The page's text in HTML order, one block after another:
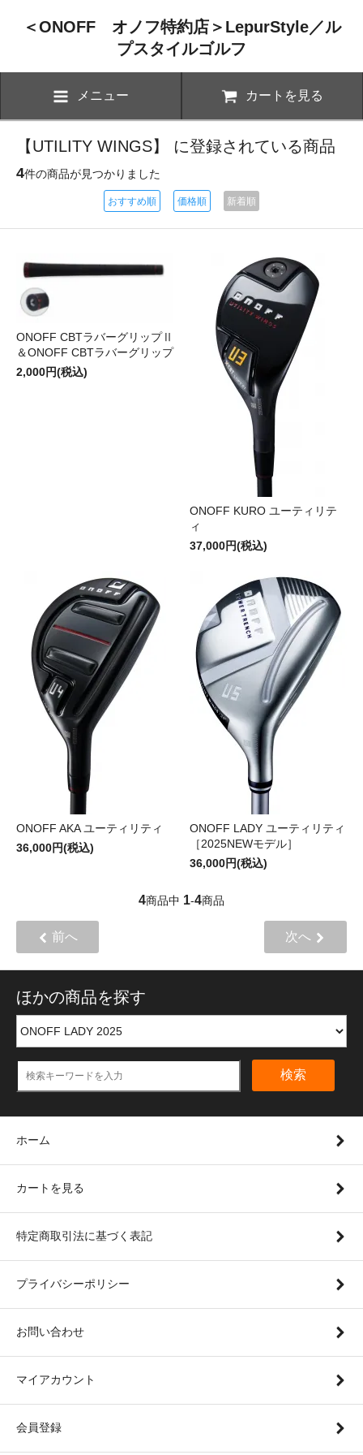
＜ONOFF オノフ特約店＞LepurStyle／ル
プスタイルゴルフ
メニュー カートを見る
【UTILITY WINGS】 に登録されている商品
4件の商品が見つかりました
おすすめ順 価格順 新着順
ONOFF CBTラバーグリップⅡ
＆ONOFF CBTラバーグリップ
2,000円(税込)
ONOFF KURO ユーティリテ
ィ
37,000円(税込)
ONOFF AKA ユーティリティ
36,000円(税込)
ONOFF LADY ユーティリティ
［2025NEWモデル］
36,000円(税込)
4商品中 1-4商品
前へ 次へ
ほかの商品を探す
検索
ホーム
カートを見る
特定商取引法に基づく表記
プライバシーポリシー
お問い合わせ
マイアカウント
会員登録